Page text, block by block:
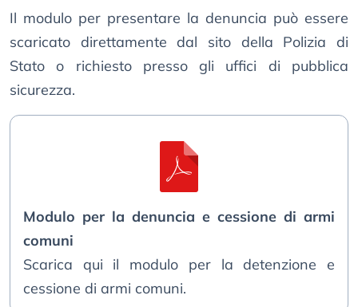
Il modulo per presentare la denuncia può essere
scaricato direttamente dal sito della Polizia di
Stato o richiesto presso gli uffici di pubblica
sicurezza.
Modulo per la denuncia e cessione di armi
comuni
Scarica qui il modulo per la detenzione e
cessione di armi comuni.